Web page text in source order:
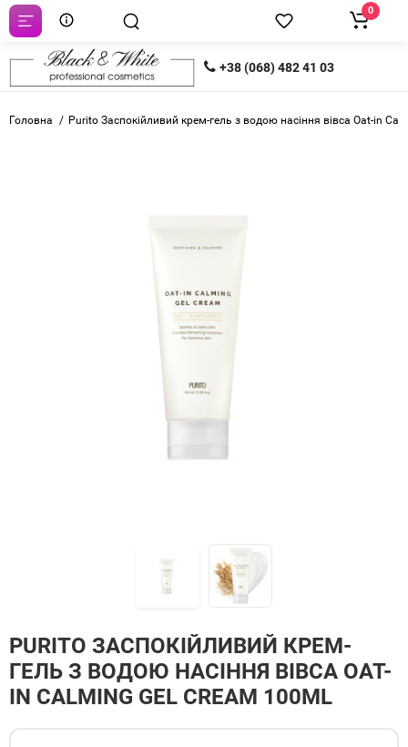
+38 (068) 482 41 03
0
Головна Purito Заспокійливий крем-гель з водою насіння вівса Oat-in
PURITO ЗАСПОКІЙЛИВИЙ КРЕМ-
ГЕЛЬ З ВОДОЮ НАСІННЯ ВІВСА OAT-
IN CALMING GEL CREAM 100ML